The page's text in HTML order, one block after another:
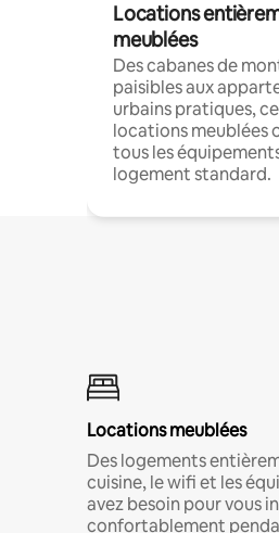
Locations
meublées
Des cabanes de
paisibles aux
urbains pratiques,
locations meublées
tous les
logement standard.
Locations meublées
Des logements
cuisine, le wifi et les
avez besoin pour vous
confortablement